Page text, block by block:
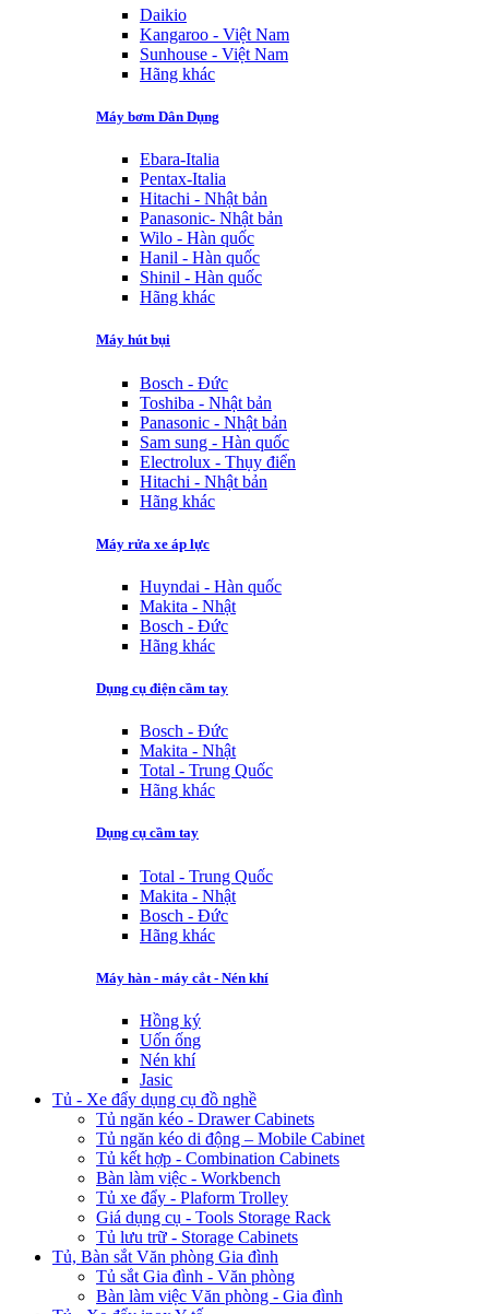
Daikio
Kangaroo - Việt Nam
Sunhouse - Việt Nam
Hãng khác
Máy bơm Dân Dụng
Ebara-Italia
Pentax-Italia
Hitachi - Nhật bản
Panasonic- Nhật bản
Wilo - Hàn quốc
Hanil - Hàn quốc
Shinil - Hàn quốc
Hãng khác
Máy hút bụi
Bosch - Đức
Toshiba - Nhật bản
Panasonic - Nhật bản
Sam sung - Hàn quốc
Electrolux - Thụy điển
Hitachi - Nhật bản
Hãng khác
Máy rửa xe áp lực
Huyndai - Hàn quốc
Makita - Nhật
Bosch - Đức
Hãng khác
Dụng cụ điện cầm tay
Bosch - Đức
Makita - Nhật
Total - Trung Quốc
Hãng khác
Dụng cụ cầm tay
Total - Trung Quốc
Makita - Nhật
Bosch - Đức
Hãng khác
Máy hàn - máy cắt - Nén khí
Hồng ký
Uốn ống
Nén khí
Jasic
Tủ - Xe đẩy dụng cụ đồ nghề
Tủ ngăn kéo - Drawer Cabinets
Tủ ngăn kéo di động – Mobile Cabinet
Tủ kết hợp - Combination Cabinets
Bàn làm việc - Workbench
Tủ xe đẩy - Plaform Trolley
Giá dụng cụ - Tools Storage Rack
Tủ lưu trữ - Storage Cabinets
Tủ, Bàn sắt Văn phòng Gia đình
Tủ sắt Gia đình - Văn phòng
Bàn làm việc Văn phòng - Gia đình